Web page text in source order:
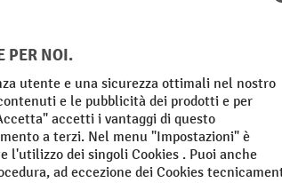
Quantità ripiani
Reparto altezza
Reparto larghezza